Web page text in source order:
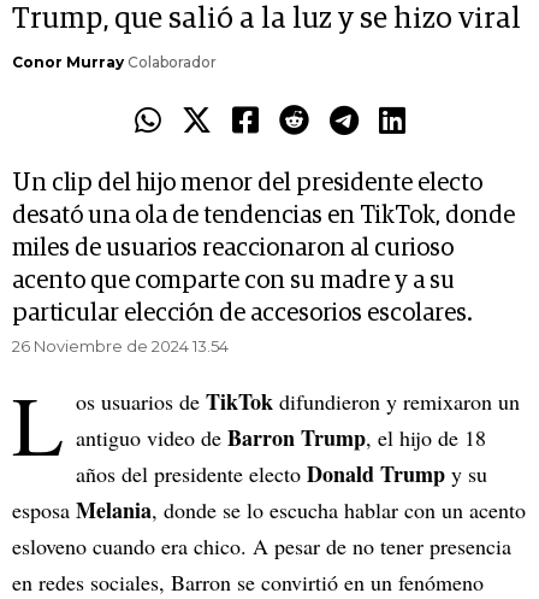
Trump, que salió a la luz y se hizo viral
Conor Murray Colaborador
Un clip del hijo menor del presidente electo
desató una ola de tendencias en TikTok, donde
miles de usuarios reaccionaron al curioso
acento que comparte con su madre y a su
particular elección de accesorios escolares.
26 Noviembre de 2024 13.54
L os usuarios de TikTok difundieron y remixaron un
antiguo video de Barron Trump, el hijo de 18
años del presidente electo Donald Trump y su
esposa Melania, donde se lo escucha hablar con un acento
esloveno cuando era chico. A pesar de no tener presencia
en redes sociales, Barron se convirtió en un fenómeno